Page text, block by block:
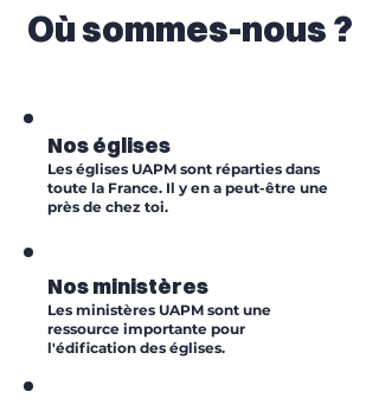
Où sommes-nous ?
Nos églises
Les églises UAPM sont réparties dans
toute la France. Il y en a peut-être une
près de chez toi.
Nos ministères
Les ministères UAPM sont une
ressource importante pour
l'édification des églises.